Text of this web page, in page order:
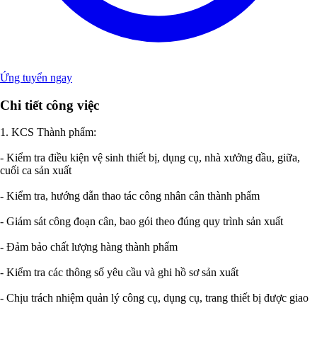
Ứng tuyển ngay
Chi tiết công việc
1. KCS Thành phẩm:
- Kiểm tra điều kiện vệ sinh thiết bị, dụng cụ, nhà xưởng đầu, giữa,
cuối ca sản xuất
- Kiểm tra, hướng dẫn thao tác công nhân cân thành phẩm
- Giám sát công đoạn cân, bao gói theo đúng quy trình sản xuất
- Đảm bảo chất lượng hàng thành phẩm
- Kiểm tra các thông số yêu cầu và ghi hồ sơ sản xuất
- Chịu trách nhiệm quản lý công cụ, dụng cụ, trang thiết bị được giao